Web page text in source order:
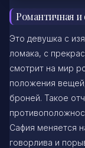
Романтичная и
Это девушка с
ломака, с
смотрит на мир
положения
броней. Такое
Сафия меняется
говорлива и